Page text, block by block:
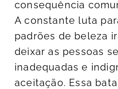
consequência
A constante luta
padrões de beleza
deixar as pessoas
inadequadas e
aceitação. Essa